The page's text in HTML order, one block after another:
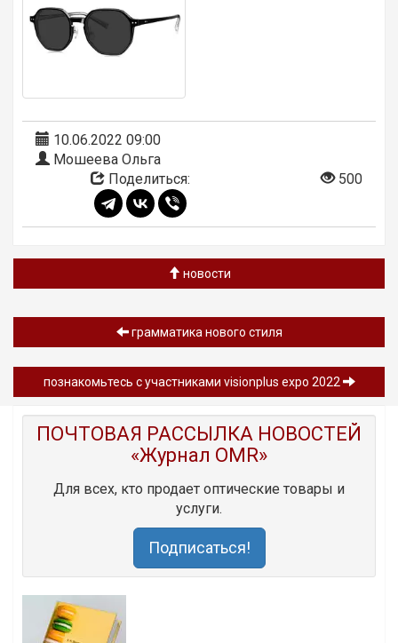
10.06.2022 09:00
Мошеева Ольга
Поделиться:
500
новости
грамматика нового стиля
познакомьтесь с участниками visionplus expo 2022
ПОЧТОВАЯ РАССЫЛКА НОВОСТЕЙ
«Журнал OMR»
Для всех, кто продает оптические товары и
услуги.
Подписаться!